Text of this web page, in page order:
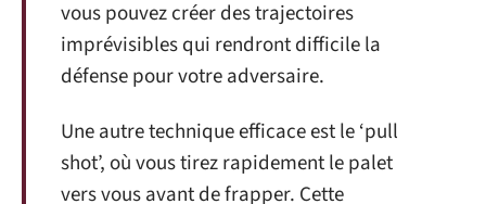
vous pouvez créer des trajectoires
imprévisibles qui rendront difficile la
défense pour votre adversaire.
Une autre technique efficace est le ‘pull
shot’, où vous tirez rapidement le palet
vers vous avant de frapper. Cette